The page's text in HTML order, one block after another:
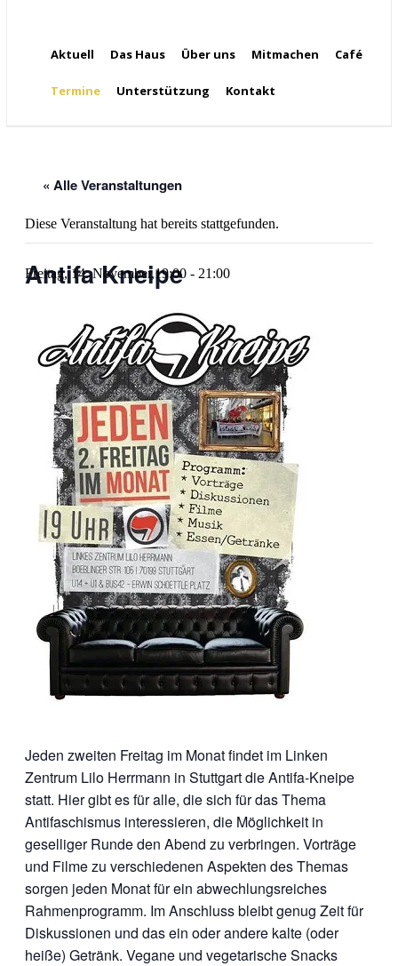
Aktuell Das Haus Über uns Mitmachen Café
Termine Unterstützung Kontakt
« Alle Veranstaltungen
Diese Veranstaltung hat bereits stattgefunden.
Antifa Kneipe
Freitag, 14. November,19:00 - 21:00
Jeden zweiten Freitag im Monat findet im Linken
Zentrum Lilo Herrmann in Stuttgart die Antifa-Kneipe
statt. Hier gibt es für alle, die sich für das Thema
Antifaschismus interessieren, die Möglichkeit in
geselliger Runde den Abend zu verbringen. Vorträge
und Filme zu verschiedenen Aspekten des Themas
sorgen jeden Monat für ein abwechlungsreiches
Rahmenprogramm. Im Anschluss bleibt genug Zeit für
Diskussionen und das ein oder andere kalte (oder
heiße) Getränk. Vegane und vegetarische Snacks